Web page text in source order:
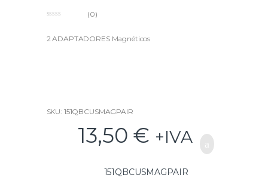
u
(0)
2 ADAPTADORES Magnéticos
SKU: 151QBCUSMAGPAIR
13,50 € +IVA
151QBCUSMAGPAIR